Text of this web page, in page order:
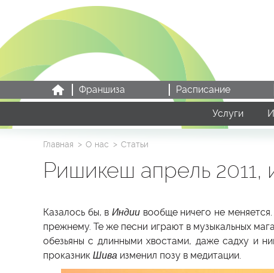
Франшиза Расписание
Услуги
Главная О нас Статьи
Ришикеш апрель
Казалось бы, в Индии вообще ничего не
прежнему. Те же песни играют в музыкальных
обезьяны с длинными хвостами, даже садху и
проказник Шива изменил позу в медитации.